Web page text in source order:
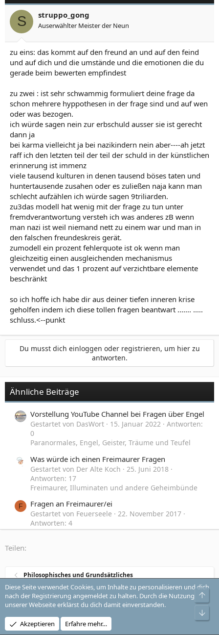
S struppo_gong
Auserwählter Meister der Neun
zu eins: das kommt auf den freund an und auf den feind
und auf dich und die umstände und die emotionen die du
gerade beim bewerten empfindest
zu zwei : ist sehr schwammig formuliert deine frage da
schon mehrere hyppothesen in der frage sind und auf wen
oder was bezogen.
ich würde sagen nein zur erbschuld ausser sie ist gerecht
dann ja
bei karma vielleicht ja bei nazikindern nein aber----ah jetzt
raff ich den letzten teil der teil der schuld in der künstlichen
erinnerung ist immenz
viele tausend kulturen in denen tausend böses taten und
huntertausende zusahen oder es zuließen naja kann man
schlecht aufzählen ich würde sagen 9triliarden.
zu3das modell hat wenig mit der frage zu tun unter
fremdverantwortung versteh ich was anderes zB wenn
man nazi ist weil niemand nett zu einem war und man in
den falschen freundeskreis gerät.
zumodell ein prozent fehlerquote ist ok wenn man
gleichzeitig einen ausgleichenden mechanismus
verwendet und das 1 prozent auf verzichtbare elemente
beschränkt
so ich hoffe ich habe dir aus deiner tiefen inneren krise
geholfen indem ich diese tollen fragen beantwart ....... .....
schluss.<--punkt
Du musst dich einloggen oder registrieren, um hier zu
antworten.
Ähnliche Beiträge
Vorstellung YouTube Channel bei Fragen über Engel
Gestartet von DasWort 15. Januar 2022
Antworten:
0
Paranormales, Engel, Geister, Träume und Teufel
Was würde ich einen Freimaurer Fragen
Gestartet von Der Alte Koch
25. Juni 2018
Antworten: 17
Freimaurer, Illuminaten und andere Geheimbünde
F Fragen an Freimaurer/ei
Gestartet von Feuerseele
22. November 2017
Antworten: 4
Freimaurer, Illuminaten und andere Geheimbünde
Freimaurer, Illuminaten und andere Geheimbünde
Teilen:
Philosophisches und Grundsätzliches
Kontakt
Nutzungsbedingungen
Diese Seite verwendet Cookies, um Inhalte zu personalisieren und dich
nach der Registrierung angemeldet zu halten. Durch die Nutzung
unserer Webseite erklärst du dich damit einverstanden.
Akzeptieren Erfahre mehr…